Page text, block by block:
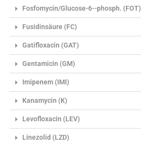
Fosfomycin/Glucose-6--phosph. (FOT)
Fusidinsäure (FC)
Gatifloxacin (GAT)
Gentamicin (GM)
Imipenem (IMI)
Kanamycin (K)
Levofloxacin (LEV)
Linezolid (LZD)